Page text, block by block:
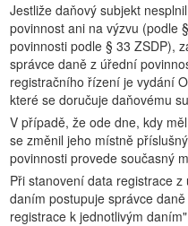
Jestliže daňový subjekt
povinnost ani na výzvu (podle
povinnosti podle § 33 ZSDP),
správce daně z úřední
registračního řízení je vydání
které se doručuje daňovému
V případě, že ode dne, kdy
se změnil jeho místně
povinnosti provede současný
Při stanovení data registrace
daním postupuje správce
registrace k jednotlivým